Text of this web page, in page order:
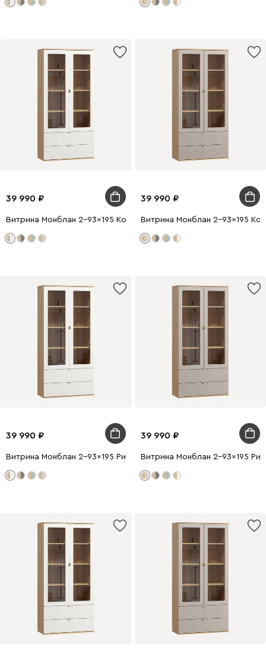
39 990
Витрина Монблан 2-93x195 Косы Белый
39 990
Витрина Монблан 2-93x195
39 990
Витрина Монблан 2-93x195 Ритм Белый
39 990
Витрина Монблан 2-93x195